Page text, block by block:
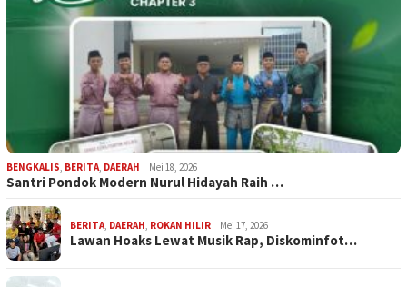
BENGKALIS BERITA DAERAH Mei 18, 2026
Santri Pondok Modern Nurul Hidayah Raih …
BERITA DAERAH ROKAN HILIR Mei 17, 2026
Lawan Hoaks Lewat Musik Rap, Diskominfot…